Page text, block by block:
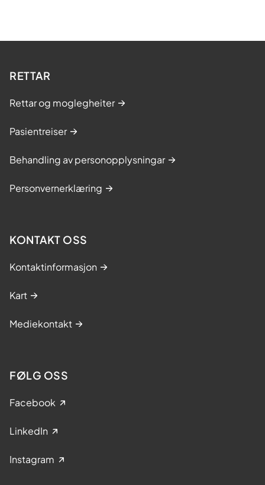
RETTAR
Rettar og moglegheiter
Pasientreiser
Behandling av personopplysningar
Personvernerklæring
KONTAKT OSS
Kontaktinformasjon
Kart
Mediekontakt
FØLG OSS
Facebook
LinkedIn
Instagram